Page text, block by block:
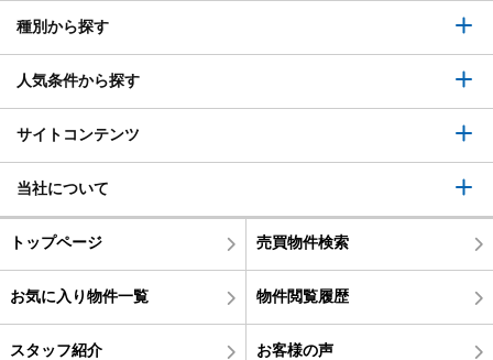
種別から探す
人気条件から探す
サイトコンテンツ
当社について
トップページ 売買物件検索
お気に入り物件一覧 物件閲覧履歴
スタッフ紹介 お客様の声